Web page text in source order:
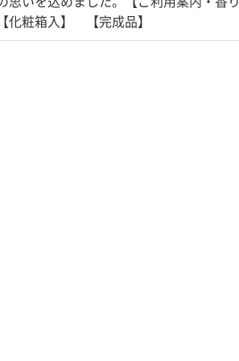
化粧箱入】 【完成品】